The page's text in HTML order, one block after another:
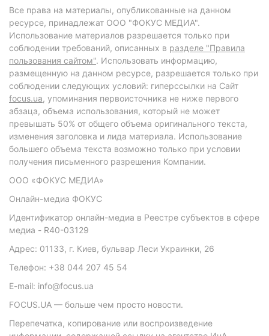
Все права на материалы, опубликованные на данном
ресурсе, принадлежат ООО "ФОКУС МЕДИА".
Использование материалов разрешается только при
соблюдении требований, описанных в разделе "Правила
пользования сайтом". Использовать информацию,
размещенную на данном ресурсе, разрешается только при
соблюдении следующих условий: гиперссылки на Сайт
focus.ua, упоминания первоисточника не ниже первого
абзаца, объема использования, который не может
превышать 50% от общего объема оригинального текста,
изменения заголовка и лида материала. Использование
большего объема текста возможно только при условии
получения письменного разрешения Компании.
ООО «ФОКУС МЕДИА»
Онлайн-медиа ФОКУС
Идентификатор онлайн-медиа в Реестре субъектов в сфере
медиа - R40-03129
Адрес: 01133, г. Киев, бульвар Леси Украинки, 26
Телефон: +38 044 207 45 54
E-mail: info@focus.ua
FOCUS.UA — больше чем просто новости.
Перепечатка, копирование или воспроизведение